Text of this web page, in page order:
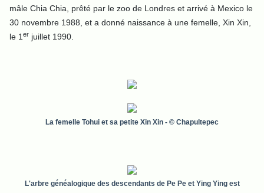
mâle Chia Chia, prêté par le zoo de Londres et arrivé à Mexico le
30 novembre 1988, et a donné naissance à une femelle, Xin Xin,
le 1 er juillet 1990.
La femelle Tohui et sa petite Xin Xin - © Chapultepec
L'arbre généalogique des descendants de Pe Pe et Ying Ying est